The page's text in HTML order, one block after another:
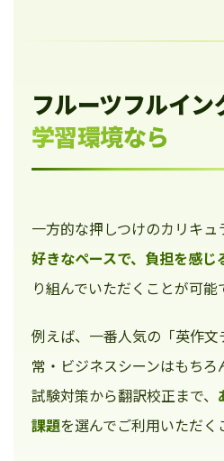
フルーツフルイン
学習環境なら
一方的な押しつけのカリキュ
好きなペースで、負担を感じ
り組んでいただくことが可能
例えば、一番人気の「英作
常・ビジネスシーンはもち
試験対策から翻訳校正まで、
課題を選んでご利用いただく